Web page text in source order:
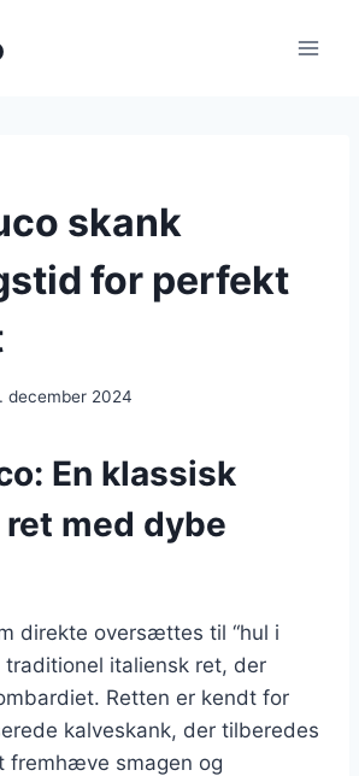
skank
for perfekt
december 2024
En klassisk
med dybe
direkte oversættes til “hul i
traditionel italiensk ret, der
Retten er kendt for
kalveskank, der tilberedes
fremhæve smagen og